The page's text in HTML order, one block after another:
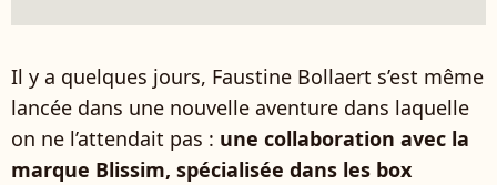
Il y a quelques jours, Faustine Bollaert s’est même
lancée dans une nouvelle aventure dans laquelle
on ne l’attendait pas : une collaboration avec la
marque Blissim, spécialisée dans les box